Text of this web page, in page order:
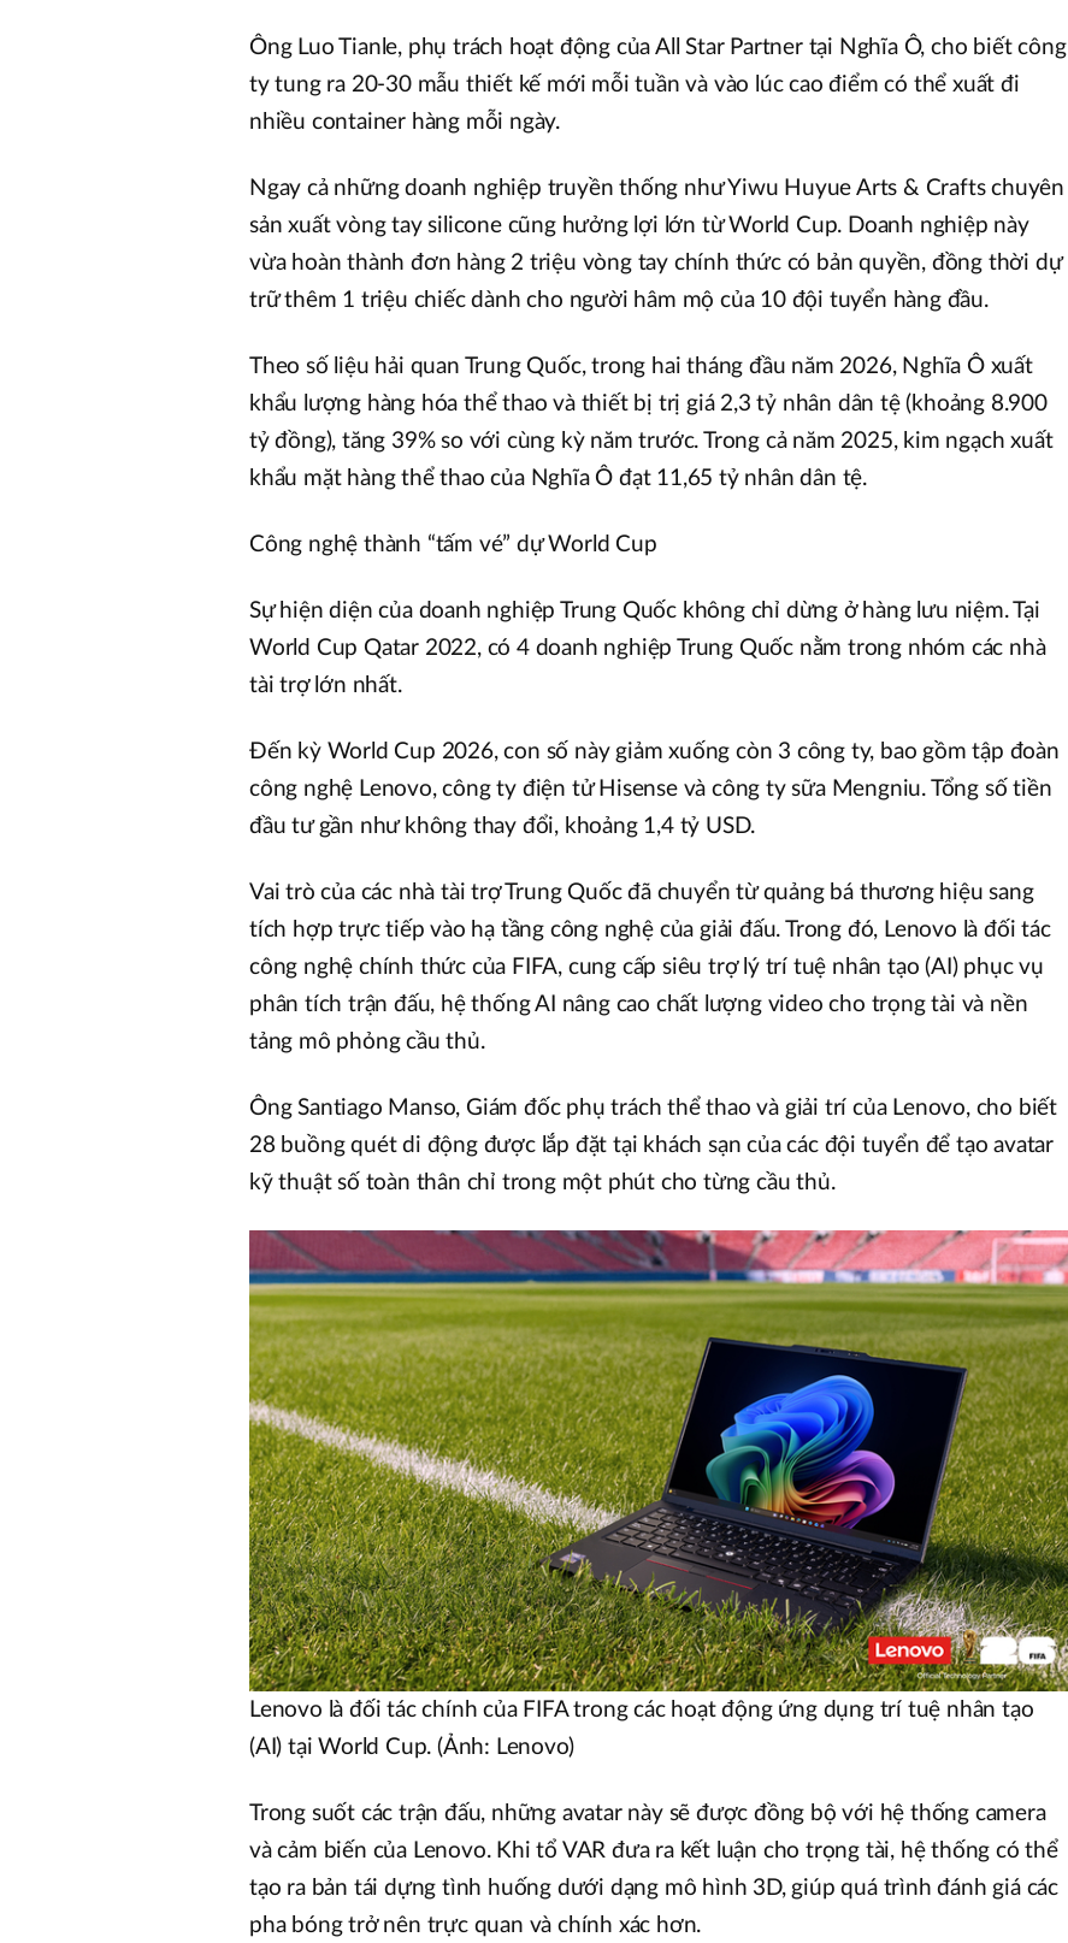
Ông Luo Tianle, phụ trách hoạt động của All Star Partner tại Nghĩa Ô, cho biết công
ty tung ra 20-30 mẫu thiết kế mới mỗi tuần và vào lúc cao điểm có thể xuất đi
nhiều container hàng mỗi ngày.
Ngay cả những doanh nghiệp truyền thống như Yiwu Huyue Arts & Crafts chuyên
sản xuất vòng tay silicone cũng hưởng lợi lớn từ World Cup. Doanh nghiệp này
vừa hoàn thành đơn hàng 2 triệu vòng tay chính thức có bản quyền, đồng thời dự
trữ thêm 1 triệu chiếc dành cho người hâm mộ của 10 đội tuyển hàng đầu.
Theo số liệu hải quan Trung Quốc, trong hai tháng đầu năm 2026, Nghĩa Ô xuất
khẩu lượng hàng hóa thể thao và thiết bị trị giá 2,3 tỷ nhân dân tệ (khoảng 8.900
tỷ đồng), tăng 39% so với cùng kỳ năm trước. Trong cả năm 2025, kim ngạch xuất
khẩu mặt hàng thể thao của Nghĩa Ô đạt 11,65 tỷ nhân dân tệ.
Công nghệ thành “tấm vé” dự World Cup
Sự hiện diện của doanh nghiệp Trung Quốc không chỉ dừng ở hàng lưu niệm. Tại
World Cup Qatar 2022, có 4 doanh nghiệp Trung Quốc nằm trong nhóm các nhà
tài trợ lớn nhất.
Đến kỳ World Cup 2026, con số này giảm xuống còn 3 công ty, bao gồm tập đoàn
công nghệ Lenovo, công ty điện tử Hisense và công ty sữa Mengniu. Tổng số tiền
đầu tư gần như không thay đổi, khoảng 1,4 tỷ USD.
Vai trò của các nhà tài trợ Trung Quốc đã chuyển từ quảng bá thương hiệu sang
tích hợp trực tiếp vào hạ tầng công nghệ của giải đấu. Trong đó, Lenovo là đối tác
công nghệ chính thức của FIFA, cung cấp siêu trợ lý trí tuệ nhân tạo (AI) phục vụ
phân tích trận đấu, hệ thống AI nâng cao chất lượng video cho trọng tài và nền
tảng mô phỏng cầu thủ.
Ông Santiago Manso, Giám đốc phụ trách thể thao và giải trí của Lenovo, cho biết
28 buồng quét di động được lắp đặt tại khách sạn của các đội tuyển để tạo avatar
kỹ thuật số toàn thân chỉ trong một phút cho từng cầu thủ.
Lenovo là đối tác chính của FIFA trong các hoạt động ứng dụng trí tuệ nhân tạo
(AI) tại World Cup. (Ảnh: Lenovo)
Trong suốt các trận đấu, những avatar này sẽ được đồng bộ với hệ thống camera
và cảm biến của Lenovo. Khi tổ VAR đưa ra kết luận cho trọng tài, hệ thống có thể
tạo ra bản tái dựng tình huống dưới dạng mô hình 3D, giúp quá trình đánh giá các
pha bóng trở nên trực quan và chính xác hơn.